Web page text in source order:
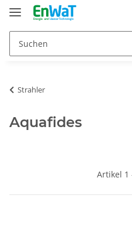
Strahler
Aquafides
Artikel 1